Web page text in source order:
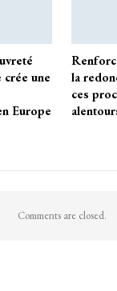
crée une
Europe
la
ces
Comments are closed.